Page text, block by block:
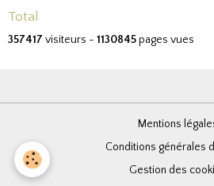
Total
357417 visiteurs - 1130845pages vues
Mentions
Conditions générales
Gestion des